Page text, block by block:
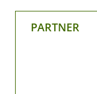
PARTNER